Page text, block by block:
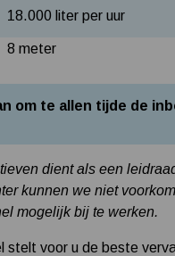
18.000 liter per uur
8 meter
om te allen tijde de
dient als een
kunnen we niet
mogelijk bij te werken.
stelt voor u de beste